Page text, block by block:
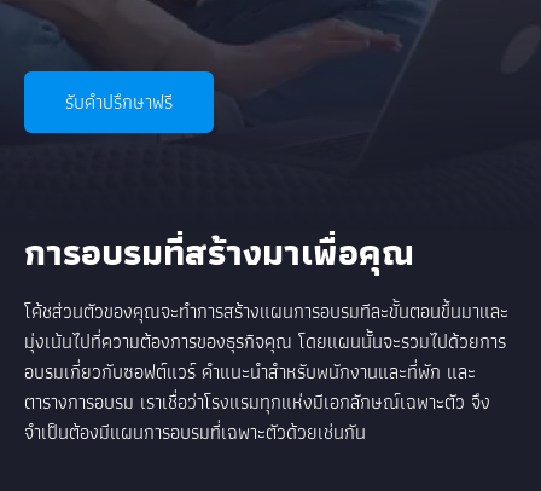
รับคำปรึกษาฟรี
การอบรมที่สร้างมาเพื่อคุณ
โค้ชส่วนตัวของคุณจะทำการสร้างแผนการอบรมทีละขั้นตอนขึ้นมาและ
มุ่งเน้นไปที่ความต้องการของธุรกิจคุณ โดยแผนนั้นจะรวมไปด้วยการ
อบรมเกี่ยวกับซอฟต์แวร์ คำแนะนำสำหรับพนักงานและที่พัก และ
ตารางการอบรม เราเชื่อว่าโรงแรมทุกแห่งมีเอกลักษณ์เฉพาะตัว จึง
จำเป็นต้องมีแผนการอบรมที่เฉพาะตัวด้วยเช่นกัน